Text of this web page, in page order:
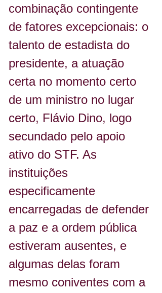
combinação contingente
de fatores excepcionais: o
talento de estadista do
presidente, a atuação
certa no momento certo
de um ministro no lugar
certo, Flávio Dino, logo
secundado pelo apoio
ativo do STF. As
instituições
especificamente
encarregadas de defender
a paz e a ordem pública
estiveram ausentes, e
algumas delas foram
mesmo coniventes com a